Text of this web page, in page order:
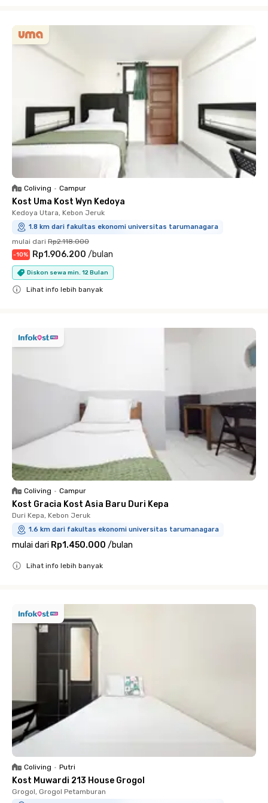
Coliving • Campur
Kost Uma Kost Wyn Kedoya
Kedoya Utara, Kebon Jeruk
1.8 km dari fakultas ekonomi universitas tarumanagara
mulai dari Rp2.118.000
-10% Rp1.906.200 /bulan
Diskon sewa min. 12 Bulan
Lihat info lebih banyak
Coliving • Campur
Kost Gracia Kost Asia Baru Duri Kepa
Duri Kepa, Kebon Jeruk
1.6 km dari fakultas ekonomi universitas tarumanagara
mulai dari Rp1.450.000 /bulan
Lihat info lebih banyak
Coliving • Putri
Kost Muwardi 213 House Grogol
Grogol, Grogol Petamburan